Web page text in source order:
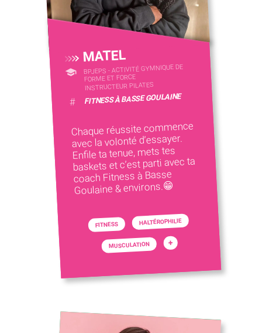
MATEL
BPJEPS - ACTIVITÉ GYMNIQUE DE
FORME ET FORCE
INSTRUCTEUR PILATES
# FITNESS À BASSE GOULAINE
Chaque réussite commence
avec la volonté d’essayer.
Enfile ta tenue, mets tes
baskets et c’est parti avec ta
coach Fitness à Basse
Goulaine & environs.😁
FITNESS HALTÉROPHILIE
MUSCULATION +